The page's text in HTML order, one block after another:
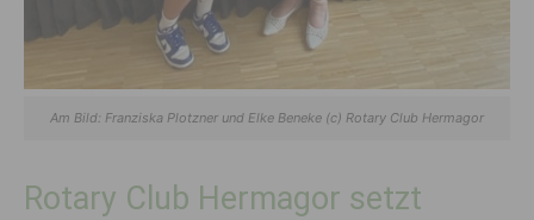
Am Bild: Franziska Plotzner und Elke Beneke (c) Rotary Club Hermagor
Rotary Club Hermagor setzt